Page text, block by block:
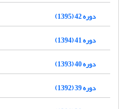
دوره 42 (1395)
دوره 41 (1394)
دوره 40 (1393)
دوره 39 (1392)